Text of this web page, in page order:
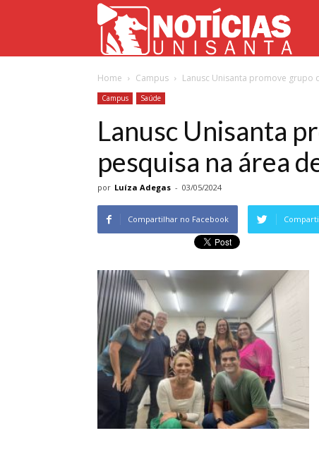
Home Campus Lanusc Unisanta promove grupo
Campus Saúde
Lanusc Unisanta
pesquisa na área
por Luíza Adegas - 03/05/2024
Compartilhar no Facebook